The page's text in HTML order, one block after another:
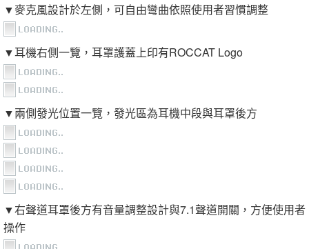
▼麥克風設計於左側，可自由彎曲依照使用者習慣調整
▼耳機右側一覽，耳罩護蓋上印有ROCCAT Logo
▼兩側發光位置一覽，發光區為耳機中段與耳罩後方
▼右聲道耳罩後方有音量調整設計與7.1聲道開關，方便使用者
操作